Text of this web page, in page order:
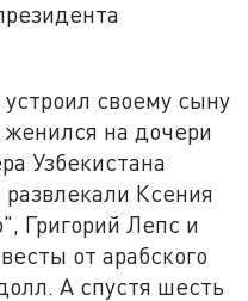
своему сыну
на дочери
Узбекистана
Ксения
Григорий Лепс и
от арабского
А спустя шесть